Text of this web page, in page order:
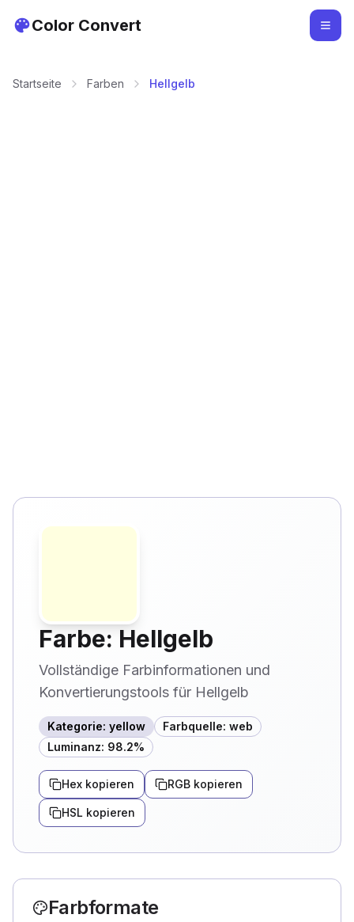
Color Convert
Startseite Farben Hellgelb
Farbe: Hellgelb
Vollständige Farbinformationen und
Konvertierungstools für Hellgelb
Kategorie: yellow Farbquelle: web
Luminanz: 98.2%
Hex kopieren RGB kopieren
HSL kopieren
Farbformate